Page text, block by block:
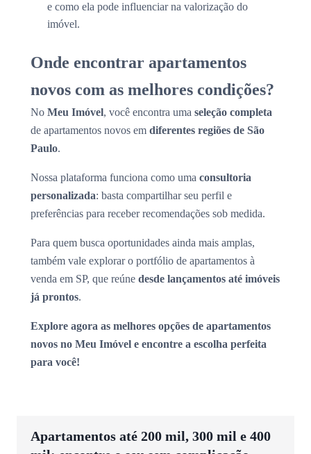
e como ela pode influenciar na valorização do
imóvel.
Onde encontrar apartamentos
novos com as melhores condições?
No Meu Imóvel, você encontra uma seleção completa
de apartamentos novos em diferentes regiões de São
Paulo.
Nossa plataforma funciona como uma consultoria
personalizada: basta compartilhar seu perfil e
preferências para receber recomendações sob medida.
Para quem busca oportunidades ainda mais amplas,
também vale explorar o portfólio de apartamentos à
venda em SP, que reúne desde lançamentos até imóveis
já prontos.
Explore agora as melhores opções de apartamentos
novos no Meu Imóvel e encontre a escolha perfeita
para você!
Apartamentos até 200 mil, 300 mil e 400